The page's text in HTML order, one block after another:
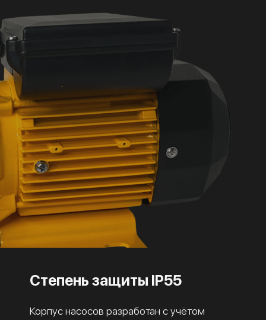
Степень защиты IP55
Корпус насосов разработан с учётом